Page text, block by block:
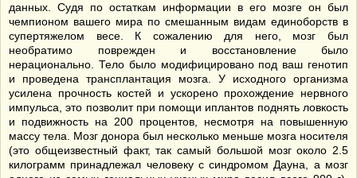
данных. Судя по остаткам информации в его мозге он был
чемпионом вашего мира по смешанным видам единоборств в
супертяжелом весе. К сожалению для него, мозг был
необратимо поврежден и восстановление было
нерационально. Тело было модифицировано под ваш генотип
и проведена трансплантация мозга. У исходного организма
усилена прочность костей и ускорено прохождение нервного
импульса, это позволит при помощи иплантов поднять ловкость
и подвижность на 200 процентов, несмотря на повышенную
массу тела. Мозг донора был несколько меньше мозга носителя
(это общеизвестный факт, так самый большой мозг около 2.5
килограмм принадлежал человеку с синдромом Дауна, а мозг